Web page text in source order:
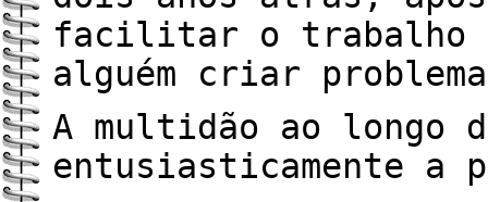
facilitar o trabalho
alguém criar
A multidão ao longo
entusiasticamente a